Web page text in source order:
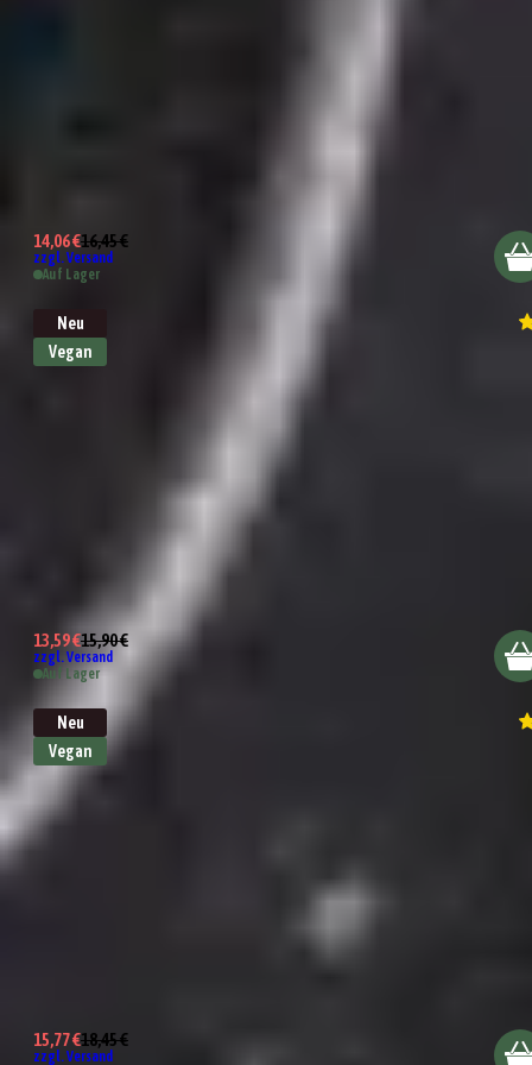
14,06 €16,45 €
zzgl. Versand
Auf Lager
Neu
Vegan
Salatdressing Himbeere & Walnuss
13,59 €15,90 €
zzgl. Versand
Auf Lager
Neu
Vegan
15,77 €18,45 €
zzgl. Versand